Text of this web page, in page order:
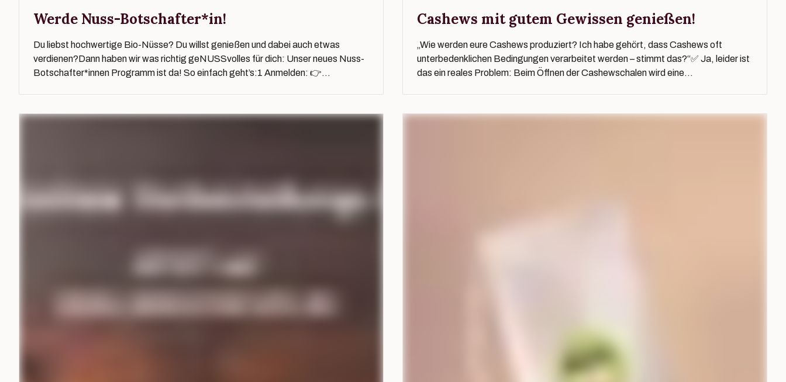
Werde Nuss-Botschafter*in!
Du liebst hochwertige Bio-Nüsse? Du willst genießen und dabei auch etwas
verdienen?Dann haben wir was richtig geNUSSvolles für dich: Unser neues Nuss-
Botschafter*innen Programm ist da! So einfach geht’s:1 Anmelden: 👉...
Cashews mit gutem Gewissen genießen!
„Wie werden eure Cashews produziert? Ich habe gehört, dass Cashews oft
unterbedenklichen Bedingungen verarbeitet werden – stimmt das?“✅ Ja, leider ist
das ein reales Problem: Beim Öffnen der Cashewschalen wird eine...